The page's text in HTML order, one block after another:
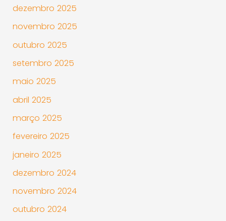
dezembro 2025
novembro 2025
outubro 2025
setembro 2025
maio 2025
abril 2025
março 2025
fevereiro 2025
janeiro 2025
dezembro 2024
novembro 2024
outubro 2024